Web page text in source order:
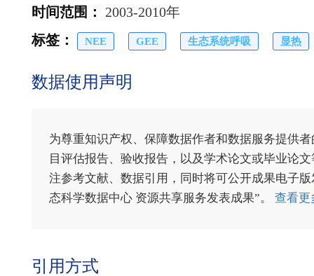
时间范围 ：
2003-2010年
标签 ： NEE GEE 生态系统呼吸 显热
数据使用声明
为尊重知识产权、保障数据作者和数据服务提供
目评估报告、验收报告，以及学术论文或毕业论
注参考文献、数据引用，同时将可公开成果电子
态科学数据中心 资源共享服务发表成果”。 查看
引用方式